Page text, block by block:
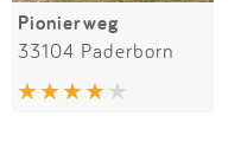
Pionierweg
33104 Paderborn